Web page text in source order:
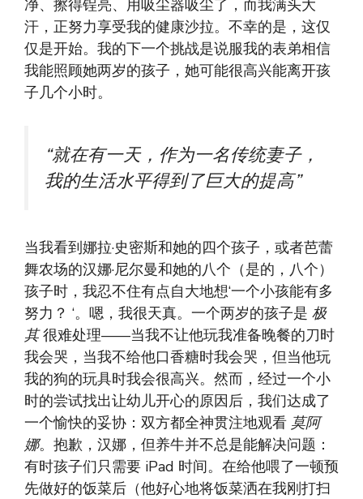
净、擦得锃亮、用吸尘器吸尘了，而我满头大
汗，正努力享受我的健康沙拉。不幸的是，这仅
仅是开始。我的下一个挑战是说服我的表弟相信
我能照顾她两岁的孩子，她可能很高兴能离开孩
子几个小时。
“就在有一天，作为一名传统妻子，
我的生活水平得到了巨大的提高”
当我看到娜拉·史密斯和她的四个孩子，或者芭蕾
舞农场的汉娜·尼尔曼和她的八个（是的，八个）
孩子时，我忍不住有点自大地想‘一个小孩能有多
努力？ ‘。嗯，我很天真。一个两岁的孩子是 极
其很难处理——当我不让他玩我准备晚餐的刀时
我会哭，当我不给他口香糖时我会哭，但当他玩
我的狗的玩具时我会很高兴。然而，经过一个小
时的尝试找出让幼儿开心的原因后，我们达成了
一个愉快的妥协：双方都全神贯注地观看 莫阿
娜。抱歉，汉娜，但养牛并不总是能解决问题：
有时孩子们只需要 iPad 时间。在给他喂了一顿预
先做好的饭菜后（他好心地将饭菜洒在我刚打扫